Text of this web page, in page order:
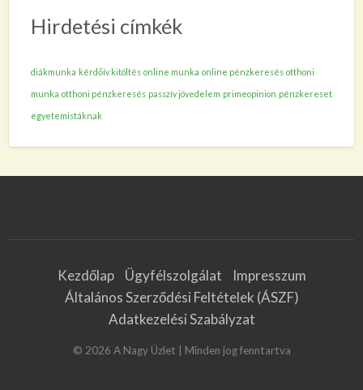
Hirdetési címkék
diákmunka kérdőív kitöltés online munka online pénzkeresés otthoni
munka otthoni pénzkeresés passzív jövedelem primeopinion pénzkereset
egyetemistáknak
Kezdőlap Ügyfélszolgálat
Impresszum
Általános Szerződési Feltételek (ÁSZF)
Adatkezelési Szabályzat
© 2026 A Nagy Üzlet | Minden jog fenntartva